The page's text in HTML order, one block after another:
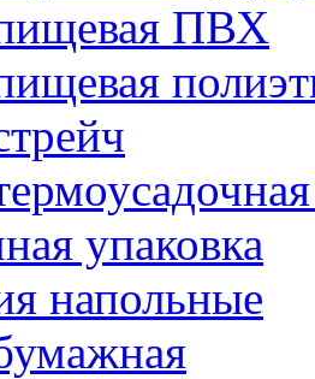
ПВХ
упаковка
напольные